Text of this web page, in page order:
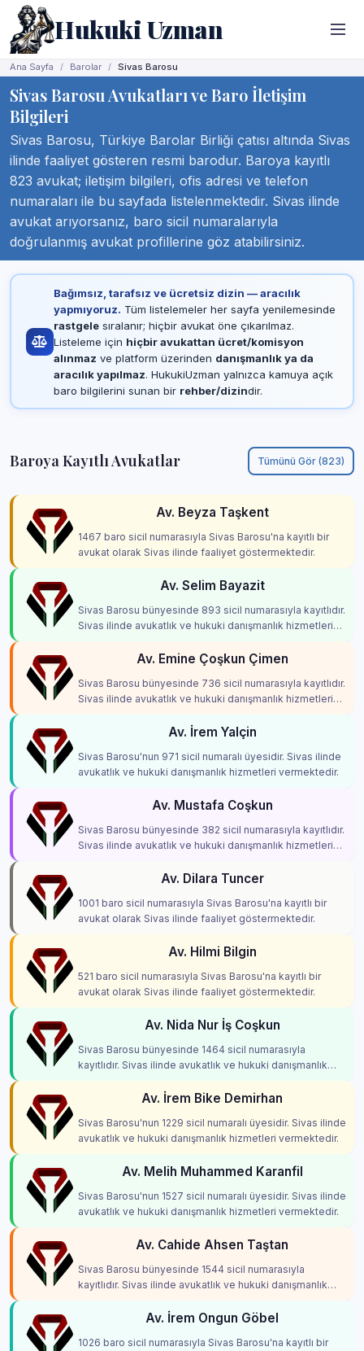
Hukuki Uzman
Ana Sayfa Barolar Sivas Barosu
Sivas Barosu Avukatları ve Baro İletişim
Bilgileri
Sivas Barosu, Türkiye Barolar Birliği çatısı altında Sivas
ilinde faaliyet gösteren resmi barodur. Baroya kayıtlı
823 avukat; iletişim bilgileri, ofis adresi ve telefon
numaraları ile bu sayfada listelenmektedir. Sivas ilinde
avukat arıyorsanız, baro sicil numaralarıyla
doğrulanmış avukat profillerine göz atabilirsiniz.
Bağımsız, tarafsız ve ücretsiz dizin — aracılık
yapmıyoruz. Tüm listelemeler her sayfa yenilemesinde
rastgelesıralanır; hiçbir avukat öne çıkarılmaz.
Listeleme için hiçbir avukattan ücret/komisyon
alınmaz ve platform üzerinden danışmanlık ya da
aracılık yapılmaz. HukukiUzman yalnızca kamuya açık
baro bilgilerini sunan bir rehber/dizindir.
Baroya Kayıtlı Avukatlar Tümünü Gör (823)
Av. Beyza Taşkent
1467 baro sicil numarasıyla Sivas Barosu'na kayıtlı bir
avukat olarak Sivas ilinde faaliyet göstermektedir.
Av. Selim Bayazit
Sivas Barosu bünyesinde 893 sicil numarasıyla kayıtlıdır.
Sivas ilinde avukatlık ve hukuki danışmanlık hizmetleri
Av. Emine Çoşkun Çimen
Sivas Barosu bünyesinde 736 sicil numarasıyla kayıtlıdır.
Sivas ilinde avukatlık ve hukuki danışmanlık hizmetleri
Av. İrem Yalçin
Sivas Barosu'nun 971 sicil numaralı üyesidir. Sivas ilinde
avukatlık ve hukuki danışmanlık hizmetleri vermektedir.
Av. Mustafa Coşkun
Sivas Barosu bünyesinde 382 sicil numarasıyla kayıtlıdır.
Sivas ilinde avukatlık ve hukuki danışmanlık hizmetleri
Av. Dilara Tuncer
1001 baro sicil numarasıyla Sivas Barosu'na kayıtlı bir
avukat olarak Sivas ilinde faaliyet göstermektedir.
Av. Hilmi Bilgin
521 baro sicil numarasıyla Sivas Barosu'na kayıtlı bir
avukat olarak Sivas ilinde faaliyet göstermektedir.
Av. Nida Nur İş Coşkun
Sivas Barosu bünyesinde 1464 sicil numarasıyla
kayıtlıdır. Sivas ilinde avukatlık ve hukuki danışmanlık
Av. İrem Bike Demirhan
Sivas Barosu'nun 1229 sicil numaralı üyesidir. Sivas ilinde
avukatlık ve hukuki danışmanlık hizmetleri vermektedir.
Av. Melih Muhammed Karanfil
Sivas Barosu'nun 1527 sicil numaralı üyesidir. Sivas ilinde
avukatlık ve hukuki danışmanlık hizmetleri vermektedir.
Av. Cahide Ahsen Taştan
Sivas Barosu bünyesinde 1544 sicil numarasıyla
kayıtlıdır. Sivas ilinde avukatlık ve hukuki danışmanlık
Av. İrem Ongun Göbel
1026 baro sicil numarasıyla Sivas Barosu'na kayıtlı bir